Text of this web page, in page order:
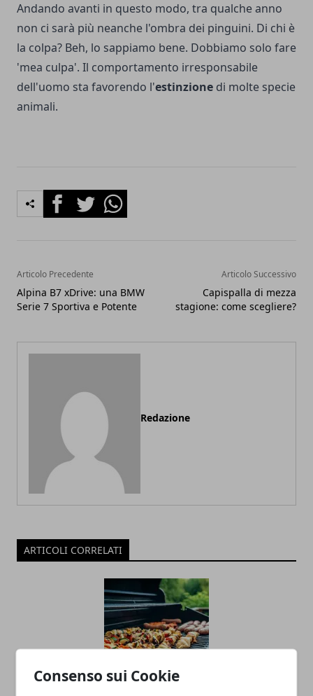
Consenso sui Cookie
Andando avanti in questo modo, tra qualche anno
non ci sarà più neanche l'ombra dei pinguini. Di chi è
la colpa? Beh, lo sappiamo bene. Dobbiamo solo fare
'mea culpa'. Il comportamento irresponsabile
dell'uomo sta favorendo l'estinzione di molte specie
animali.
FacebookTwitterWhatsapp
Articolo Precedente
Alpina B7 xDrive: una BMW
Serie 7 Sportiva e Potente
Articolo Successivo
Capispalla di mezza
stagione: come scegliere?
Redazione
ARTICOLI CORRELATI